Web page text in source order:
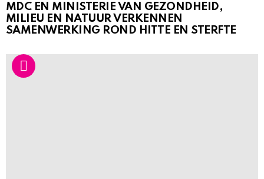
MDC EN MINISTERIE VAN GEZONDHEID,
MILIEU EN NATUUR VERKENNEN
SAMENWERKING ROND HITTE EN STERFTE